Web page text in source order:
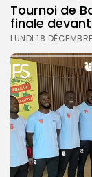
Tournoi de
finale
LUNDI 18